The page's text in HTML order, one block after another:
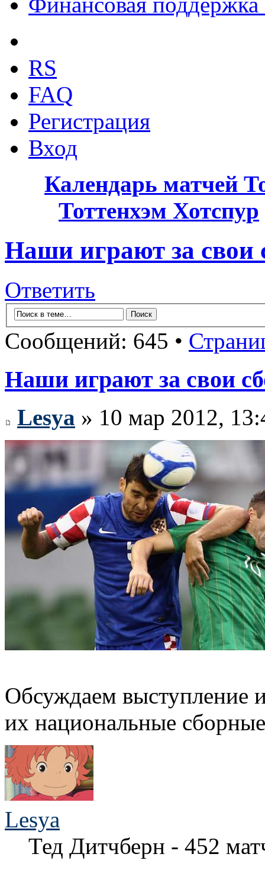
RS
FAQ
Регистрация
Вход
Календарь матчей
Тоттенхэм Хотспур
Наши играют за свои
Ответить
Сообщений: 645 •
Наши играют за свои
Lesya » 10 мар 2012,
Обсуждаем выступление
их национальные
Lesya
Тед Дитчберн - 452